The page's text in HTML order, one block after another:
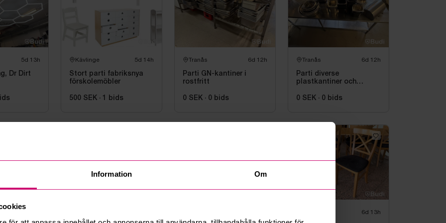
Information Om
5d 13h
Dr Dirt
Kävlinge 5d 14h
Stort parti fabriksnya
förskolemöbler
500 SEK · 1 bids
Tranås 6d 12h
Parti GN-kantiner i
rostfritt
0 SEK · 0 bids
Tranås 6d 12h
Parti diverse
plastkantiner och
0 SEK · 0 bids
6d 13h